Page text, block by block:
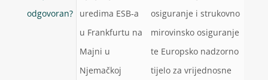
odgovoran? uredima ESB‑a
u Frankfurtu na
Majni u
Njemačkoj
osiguranje i strukovno
mirovinsko osiguranje
te Europsko nadzorno
tijelo za vrijednosne